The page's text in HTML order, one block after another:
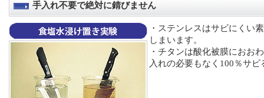
手入れ不要で絶対に錆びません
・ステンレスはサビにくい
しまいます。
・チタンは酸化被膜におお
入れの必要もなく100％サ